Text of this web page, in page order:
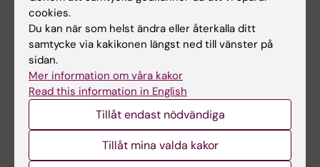
hur dessa kan identifieras och utvecklas
utifrån den enskilda studentens behov. Fokus
ligger på att utveckla förmågan att reflektera
över egna reaktioner och beteenden i relation
till patientarbetet, det psykologiska
arbetssättet samt utvecklingen av den
professionella rollen som specialistpsykolog.
cookies.
Du kan när som helst ändra eller återkalla ditt
samtycke via kakikonen längst ned till vänster på
sidan.
Mer information om våra kakor
Read this information in English
Tillåt endast nödvändiga
Tillåt mina valda kakor